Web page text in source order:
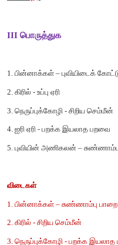
ஆ) பிளாட்டினம்
ஈ) தங்கம்
[விடை: ஈ) தங்கம்]
1. அட்லஸ் மலைஆப்பிரிக்கா